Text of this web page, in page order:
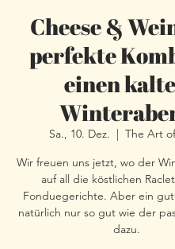
Cheese &
perfekte
einen
Sa., 10. Dez.
  |
The Art
Wir freuen uns jetzt, wo der
auf all die köstlichen
Fonduegerichte. Aber ein
natürlich nur so gut wie der
dazu.